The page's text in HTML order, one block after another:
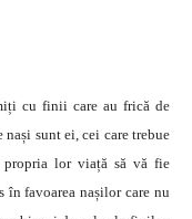
cu finii care au frică de
sunt ei, cei care trebue
propria lor viață să vă fie
în favoarea nașilor care nu